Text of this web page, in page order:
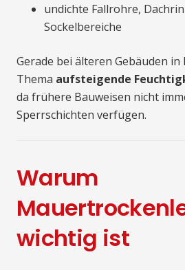
undichte Fallrohre,
Sockelbereiche
Gerade bei älteren Gebäuden
Thema aufsteigende
da frühere Bauweisen nicht
Sperrschichten verfügen.
Warum
wichtig ist